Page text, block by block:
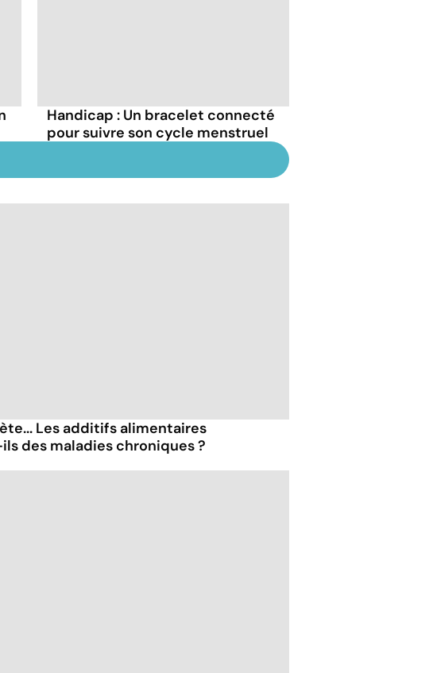
Handicap : Un bracelet connecté
pour suivre son cycle menstruel
Les additifs alimentaires
des maladies chroniques ?